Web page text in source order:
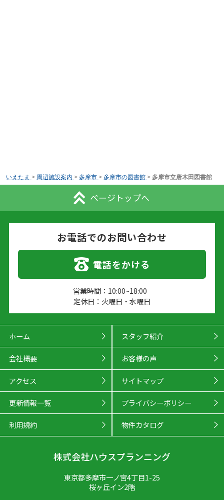
いえたま > 周辺施設案内 > 多摩市 > 多摩市の図書館 > 多摩市立唐木田図書館
ページトップへ
お電話でのお問い合わせ
電話をかける
営業時間：10:00~18:00
定休日：火曜日・水曜日
ホーム スタッフ紹介
会社概要 お客様の声
アクセス サイトマップ
更新情報一覧 プライバシーポリシー
利用規約 物件カタログ
株式会社ハウスプランニング
東京都多摩市一ノ宮4丁目1-25
桜ヶ丘イン2階